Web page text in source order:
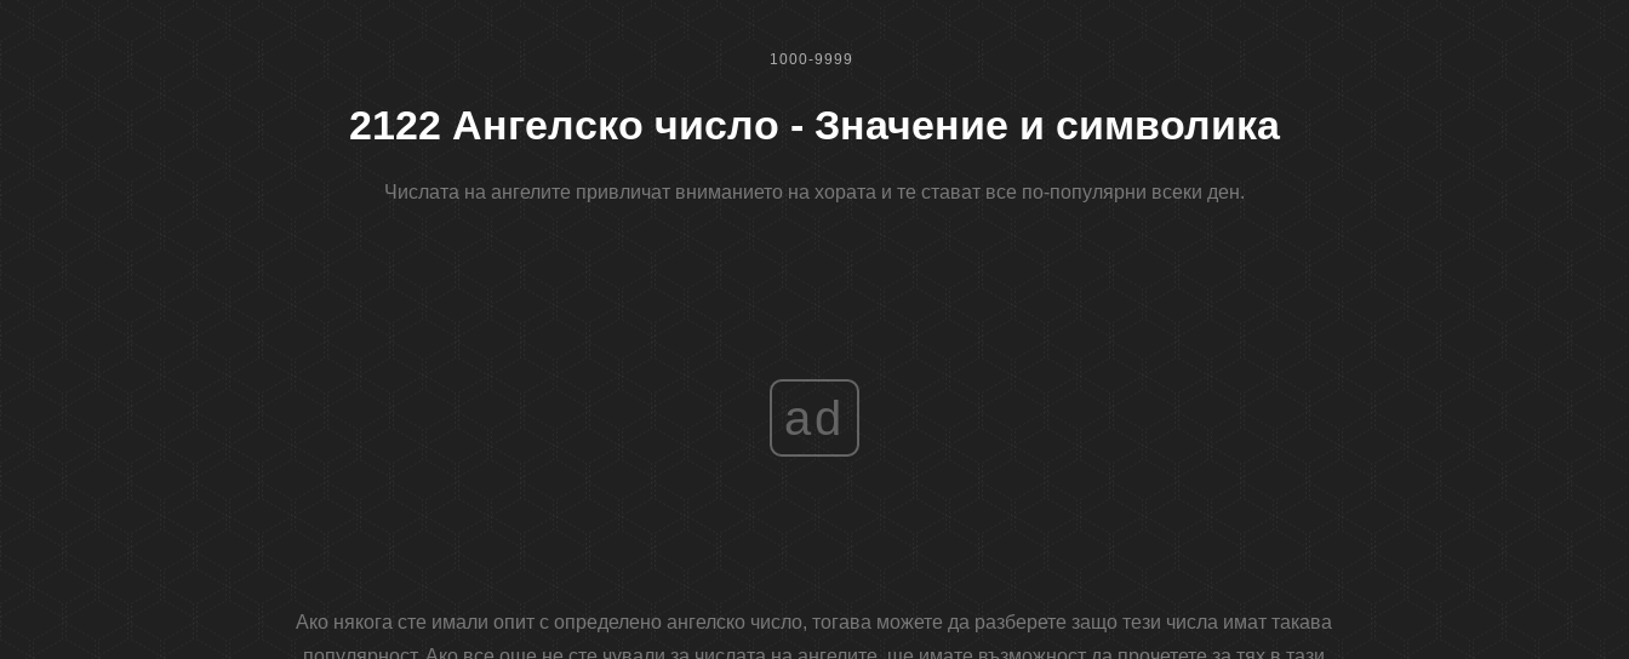
1000-9999
2122 Ангелско число - Значение и символика
Числата на ангелите привличат вниманието на хората и те стават все по-популярни всеки ден.
ad
Ако някога сте имали опит с определено ангелско число, тогава можете да разберете защо тези числа имат такава